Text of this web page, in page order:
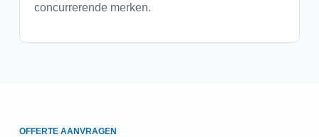
concurrerende merken.
OFFERTE AANVRAGEN